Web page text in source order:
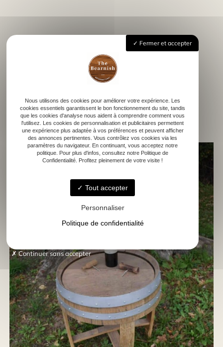
Nos réalisations
Fermer et accepter
Nous utilisons des cookies pour améliorer votre expérience. Les
cookies essentiels garantissent le bon fonctionnement du site, tandis
que les cookies d'analyse nous aident à comprendre comment vous
l'utilisez. Les cookies de personnalisation et publicitaires permettent
une expérience plus adaptée à vos préférences et peuvent afficher
des annonces pertinentes. Vous contrôlez vos cookies via les
paramètres du navigateur. En continuant, vous acceptez notre
politique. Pour plus d'infos, consultez notre Politique de
Confidentialité. Profitez pleinement de votre visite !
Tout accepter
Personnaliser
Politique de confidentialité
Continuer sans accepter